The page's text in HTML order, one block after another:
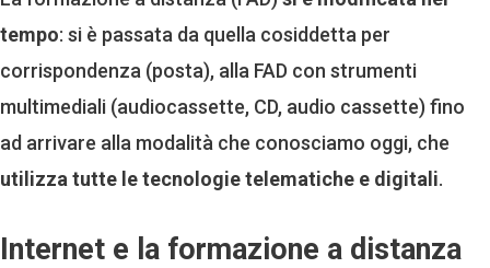
tempo: si è passata da quella cosiddetta per
corrispondenza (posta), alla FAD con strumenti
multimediali (audiocassette, CD, audio cassette) fino
ad arrivare alla modalità che conosciamo oggi, che
utilizza tutte le tecnologie telematiche e digitali.
Internet e la formazione a distanza